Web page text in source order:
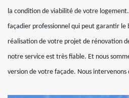
la condition de viabilité de votre
façadier professionnel qui peut garantir
réalisation de votre projet de rénovation
notre service est très fiable. Et nous
version de votre façade. Nous intervenons